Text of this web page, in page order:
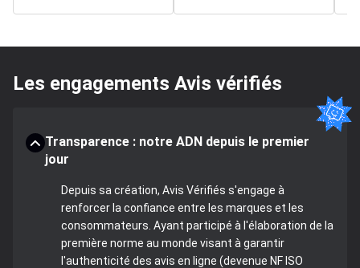
Les engagements Avis vérifiés
Transparence : notre ADN depuis le premier
jour
Depuis sa création, Avis Vérifiés s'engage à
renforcer la confiance entre les marques et les
consommateurs. Ayant participé à l'élaboration de la
première norme au monde visant à garantir
l'authenticité des avis en ligne (devenue NF ISO